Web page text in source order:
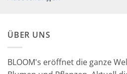
ÜBER UNS
BLOOM's eröffnet die ganze